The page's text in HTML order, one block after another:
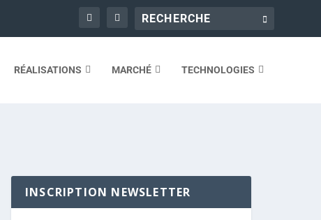
RÉALISATIONS MARCHÉ TECHNOLOGIES
INSCRIPTION NEWSLETTER